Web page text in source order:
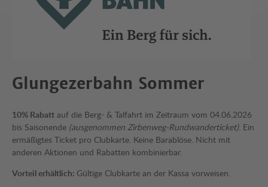
Glungezerbahn Sommer
10% Rabatt auf die Berg- & Talfahrt im Zeitraum vom 04.06.2026
bis Saisonende (ausgenommen Zirbenweg-Rundwanderticket). Ein
ermäßigtes Ticket pro Clubkarte. Keine Barablöse. Nicht mit
anderen Aktionen und Rabatten kombinierbar.
Vorteil erhältlich: Gültige Clubkarte an der Kassa vorweisen.